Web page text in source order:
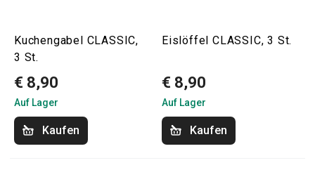
Kuchengabel CLASSIC,
3 St.
€ 8,90
Auf Lager
Kaufen
Eislöffel CLASSIC, 3 St.
€ 8,90
Auf Lager
Kaufen